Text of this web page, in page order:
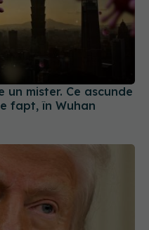
un mister. Ce ascunde
fapt, în Wuhan